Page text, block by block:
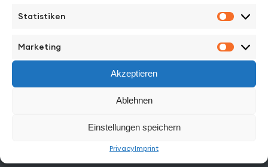
Statistiken
Marketing
Akzeptieren
Ablehnen
Einstellungen speichern
PrivacyImprint
Vimeo